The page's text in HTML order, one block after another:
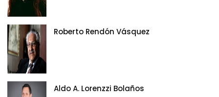
Roberto Rendón Vásquez
Aldo A. Lorenzzi Bolaños